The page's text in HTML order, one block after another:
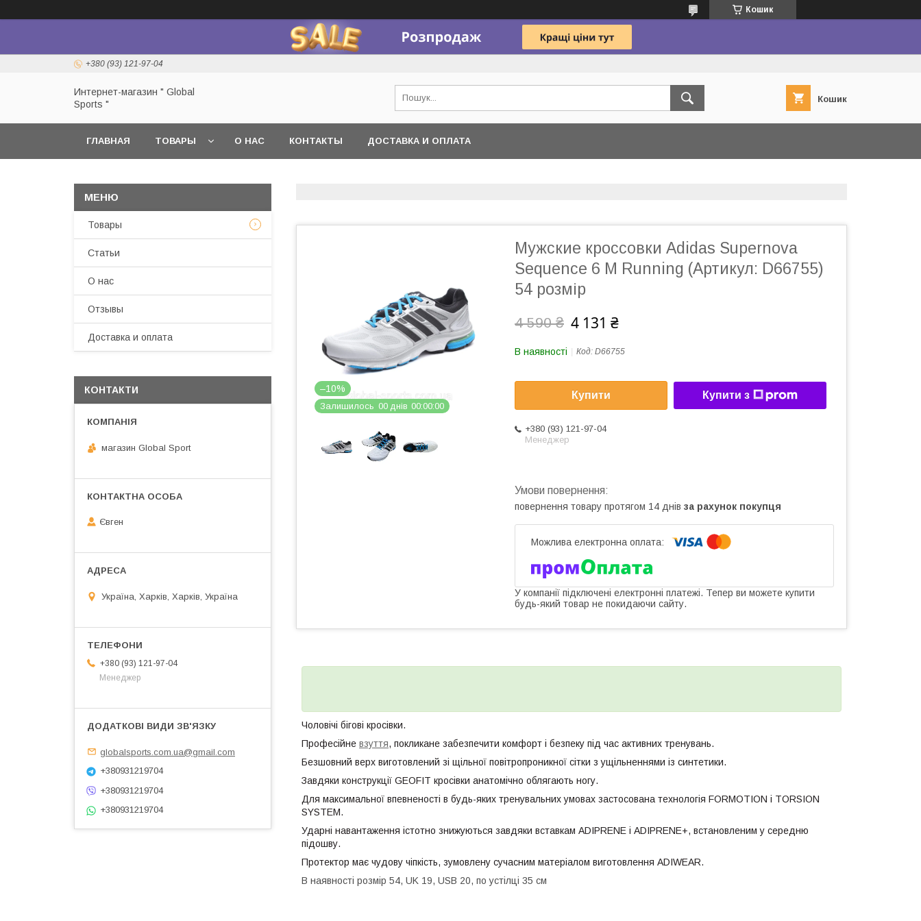
Кошик
+380 (93) 121-97-04
Интернет-магазин " Global
Sports "
Кошик
ГЛАВНАЯ ТОВАРЫ О НАС КОНТАКТЫ ДОСТАВКА И ОПЛАТА
–10%
Залишилось 00 днів 00 00 00
Мужские кроссовки Adidas Supernova
Sequence 6 M Running (Артикул: D66755)
54 розмір
4 590 ₴ 4 131 ₴
В наявності Код: D66755
Купити Купити з
+380 (93) 121-97-04
Менеджер
повернення товару протягом 14 днів за рахунок покупця
У компанії підключені електронні платежі. Тепер ви можете купити
будь-який товар не покидаючи сайту.
Чоловічі бігові кросівки.
Професійне взуття, покликане забезпечити комфорт і безпеку під час активних тренувань.
Безшовний верх виготовлений зі щільної повітропроникної сітки з ущільненнями із синтетики.
Завдяки конструкції GEOFIT кросівки анатомічно облягають ногу.
Для максимальної впевненості в будь-яких тренувальних умовах застосована технологія FORMOTION і TORSION
SYSTEM.
Ударні навантаження істотно знижуються завдяки вставкам ADIPRENE і ADIPRENE+, встановленим у середню
підошву.
Протектор має чудову чіпкість, зумовлену сучасним матеріалом виготовлення ADIWEAR.
В наявності розмір 54, UK 19, USB 20, по устілці 35 см
Товары
Статьи
О нас
Отзывы
Доставка и оплата
КОНТАКТИ
магазин Global Sport
Євген
Україна, Харків, Харків, Україна
+380 (93) 121-97-04
Менеджер
globalsports.com.ua@gmail.com
+380931219704
+380931219704
+380931219704